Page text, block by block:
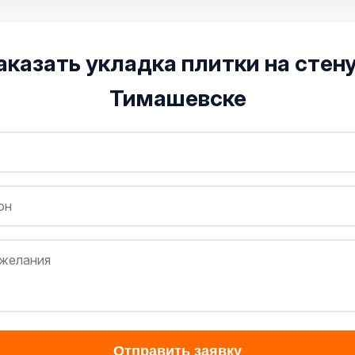
укладка плитки на
Тимашевске
Отправить заявку